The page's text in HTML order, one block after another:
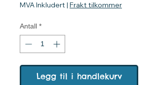
MVA Inkludert | Frakt tilkommer
Antall *
Legg til i handlekurv